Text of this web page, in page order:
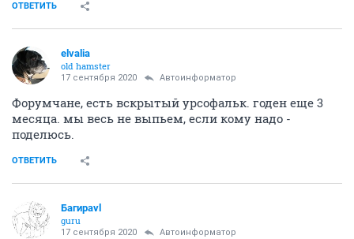
ОТВЕТИТЬ
elvalia
old hamster
17 сентября 2020 Автоинформатор
Форумчане, есть вскрытый урсофальк. годен еще 3
месяца. мы весь не выпьем, если кому надо -
поделюсь.
ОТВЕТИТЬ
Багираvl
guru
17 сентября 2020 Автоинформатор